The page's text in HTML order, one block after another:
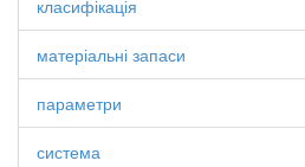
класифікація
матеріальні запаси
параметри
система